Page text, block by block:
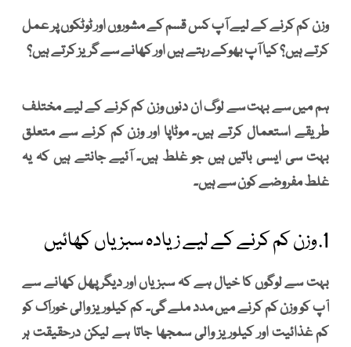
وزن کم کرنے کے لیے آپ کس قسم کے مشوروں اور ٹوٹکوں پر عمل
کرتے ہیں؟ کیا آپ بھوکے رہتے ہیں اور کھانے سے گریز کرتے ہیں؟
ہم میں سے بہت سے لوگ ان دنوں وزن کم کرنے کے لیے مختلف
طریقے استعمال کرتے ہیں۔ موٹاپا اور وزن کم کرنے سے متعلق
بہت سی ایسی باتیں ہیں جو غلط ہیں۔ آئیے جانتے ہیں کہ یہ
غلط مفروضے کون سے ہیں۔
1. وزن کم کرنے کے لیے زیادہ سبزیاں کھائیں
بہت سے لوگوں کا خیال ہے کہ سبزیاں اور دیگر پھل کھانے سے
آپ کو وزن کم کرنے میں مدد ملے گی۔ کم کیلوریز والی خوراک کو
کم غذائیت اور کیلوریز والی سمجھا جاتا ہے لیکن درحقیقت ہر